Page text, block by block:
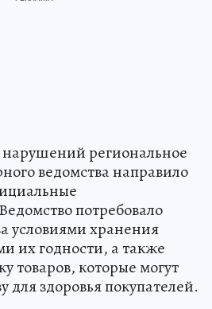
региональное
ведомства направило
потребовало
условиями хранения
их годности, а также
товаров, которые могут
для здоровья покупателей.